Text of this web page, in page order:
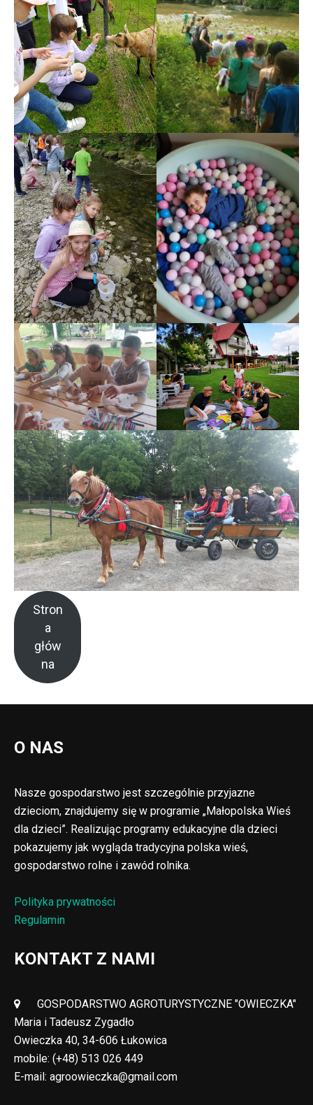
Stron
a
głów
na
O NAS
Nasze gospodarstwo jest szczególnie przyjazne
dzieciom, znajdujemy się w programie „Małopolska Wieś
dla dzieci”. Realizując programy edukacyjne dla dzieci
pokazujemy jak wygląda tradycyjna polska wieś,
gospodarstwo rolne i zawód rolnika.
Polityka prywatności
Regulamin
KONTAKT Z NAMI
GOSPODARSTWO AGROTURYSTYCZNE "OWIECZKA"
Maria i Tadeusz Zygadło
Owieczka 40, 34-606 Łukowica
mobile: (+48) 513 026 449
E-mail: agroowieczka@gmail.com